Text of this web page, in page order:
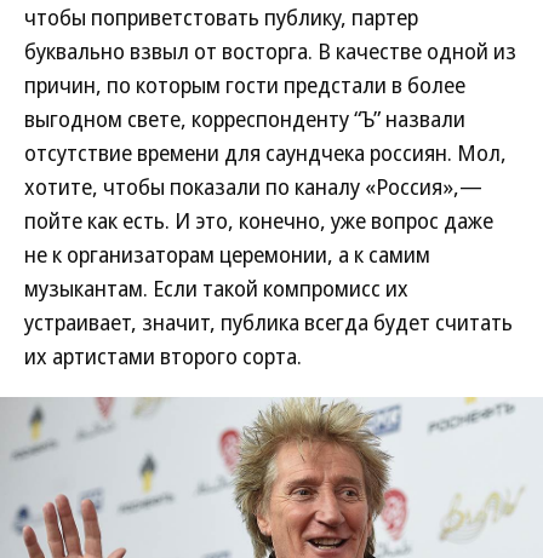
чтобы поприветстовать публику, партер
буквально взвыл от восторга. В качестве одной из
причин, по которым гости предстали в более
выгодном свете, корреспонденту “Ъ” назвали
отсутствие времени для саундчека россиян. Мол,
хотите, чтобы показали по каналу «Россия»,—
пойте как есть. И это, конечно, уже вопрос даже
не к организаторам церемонии, а к самим
музыкантам. Если такой компромисс их
устраивает, значит, публика всегда будет считать
их артистами второго сорта.